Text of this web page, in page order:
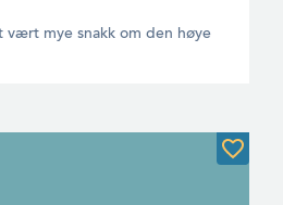
vært mye snakk om den høye